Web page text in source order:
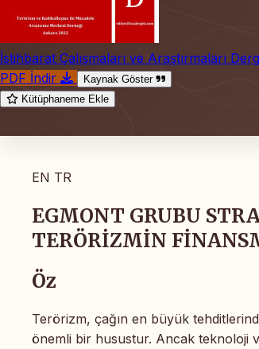
İstihbarat Çalışmaları ve Araştırmaları
PDF İndir
Kaynak Göster
Kütüphaneme Ekle
EN TR
EGMONT GRUBU
TERÖRİZMİN
Öz
Terörizm, çağın en büyük
önemli bir husustur. Ancak teknoloji